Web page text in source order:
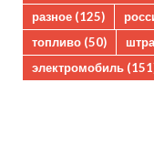
разное (125)
топливо (50)
электромобиль